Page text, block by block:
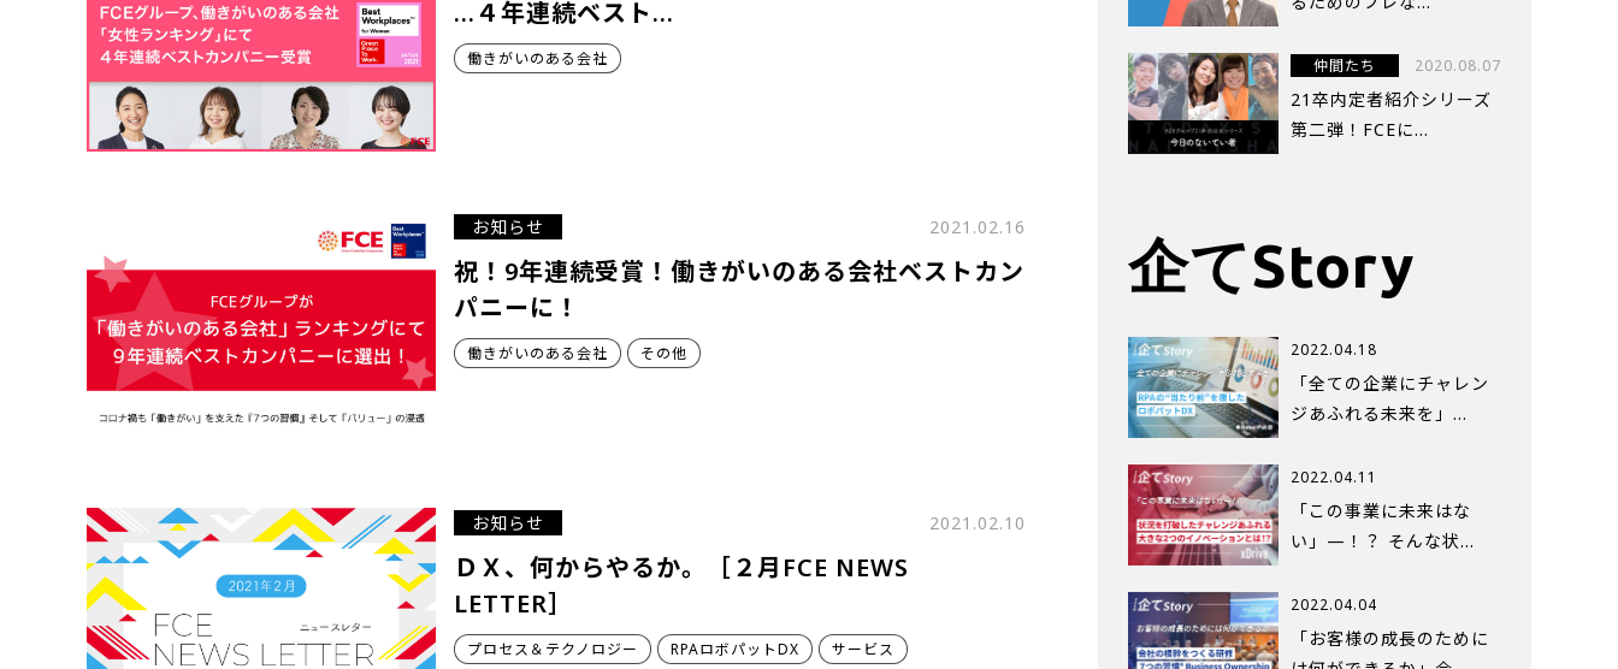
…４年連続ベスト…
働きがいのある会社
お知らせ 2021.02.16
祝！9年連続受賞！働きがいのある会社ベストカン
パニーに！
働きがいのある会社 その他
お知らせ 2021.02.10
ＤＸ、何からやるか。［２月FCE NEWS
LETTER］
プロセス＆テクノロジー RPAロボパットDX
サービス
仲間たち 2020.08.07
21卒内定者紹介シリーズ
第二弾！FCEに...
企てStory
2022.04.18
「全ての企業にチャレン
ジあふれる未来を」…
2022.04.11
「この事業に未来はな
い」—！？ そんな状…
2022.04.04
「お客様の成長のために